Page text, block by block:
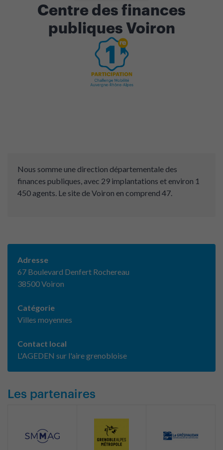
Centre des finances
publiques Voiron
Nous somme une direction départementale des
finances publiques, avec 29 implantations et environ 1
450 agents. Le site de Voiron en comprend 47.
Adresse
67 Boulevard Denfert Rochereau
38500 Voiron
Catégorie
Villes moyennes
Contact local
L'AGEDEN sur l'aire grenobloise
Les partenaires